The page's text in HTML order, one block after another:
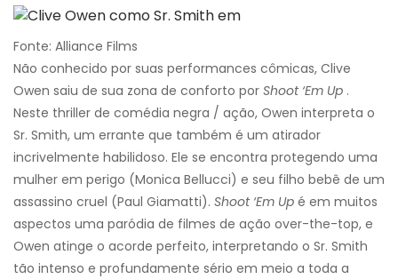
Fonte: Alliance Films
Não conhecido por suas performances cômicas, Clive
Owen saiu de sua zona de conforto por Shoot ‘Em Up .
Neste thriller de comédia negra / ação, Owen interpreta o
Sr. Smith, um errante que também é um atirador
incrivelmente habilidoso. Ele se encontra protegendo uma
mulher em perigo (Monica Bellucci) e seu filho bebê de um
assassino cruel (Paul Giamatti). Shoot ‘Em Up é em muitos
aspectos uma paródia de filmes de ação over-the-top, e
Owen atinge o acorde perfeito, interpretando o Sr. Smith
tão intenso e profundamente sério em meio a toda a